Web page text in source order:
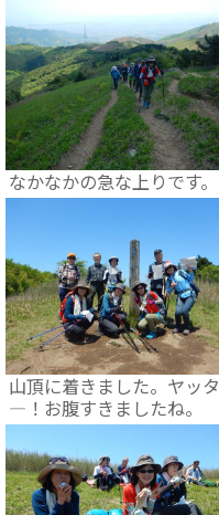
なかなかの急な上りです。
山頂に着きました。ヤッタ
―！お腹すきましたね。